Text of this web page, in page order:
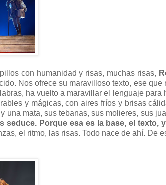
con humanidad y risas, muchas risas,
Nos ofrece su maravilloso texto, ese que
ha vuelto a maravillar el lenguaje para
y mágicas, con aires fríos y brisas
una mata, sus tebanas, sus molieres, sus
seduce. Porque esa es la base, el texto,
el ritmo, las risas. Todo nace de ahí. De